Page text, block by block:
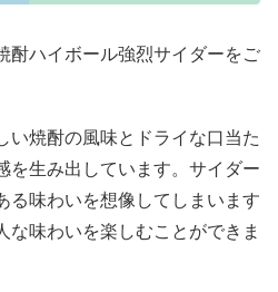
酎ハイボール強烈サイダーをご
い焼酎の風味とドライな口当た
を生み出しています。サイダー
る味わいを想像してしまいます
な味わいを楽しむことができま